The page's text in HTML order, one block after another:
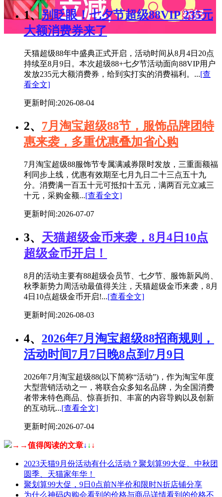
1、 别眨眼！七夕节超级88VIP 235元
大额消费券来了
天猫超级88年中盛典正式开启，活动时间从8月4日20点
持续至8月9日。本次超级88+七夕节活动面向88VIP用户
发放235元大额消费券，给到实打实的消费福利。...[查
看全文]
更新时间:2026-08-04
2、 7月淘宝超级88节，服饰品牌团特
惠来袭，多重优惠叠加省心购
7月淘宝超级88服饰节专属满减券限时发放，三重面额福
利同步上线，优惠有效期至七月九日二十三点五十九
分。消费满一百五十元可抵扣十五元，满两百元立减三
十元，采购金额...[查看全文]
更新时间:2026-07-07
3、 天猫超级金币来袭，8月4日10点
超级金币开启！
8月的活动主要有88超级会员节、七夕节、服饰新风尚、
秋季新势力周活动最值得关注，天猫超级金币来袭，8月
4日10点超级金币开启!...[查看全文]
更新时间:2026-08-03
4、 2026年7月淘宝超级88招商规则，
活动时间7月7日晚8点到7月9日
2026年7月淘宝超级88(以下简称“活动”)，作为淘宝年度
大型营销活动之一，将联合众多知名品牌，为全国消费
者带来特色商品、惊喜折扣、丰富的内容导购以及创新
的互动玩...[查看全文]
更新时间:2026-07-04
→→值得阅读的文章↓ ↓ ↓
2023天猫9月份活动有什么活动？聚划算99大促、中秋团
圆季、天猫家年华！
聚划算99大促，9日0点前N半价和限时N折店铺分享
为什么神码内购会看到的价格与商品详情看到的价格不